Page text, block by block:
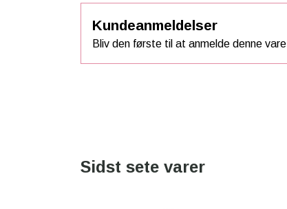
Kundeanmeldelser
Bliv den første til at anmelde denne vare
Sidst sete varer